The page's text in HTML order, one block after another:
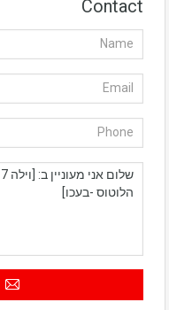
Contact